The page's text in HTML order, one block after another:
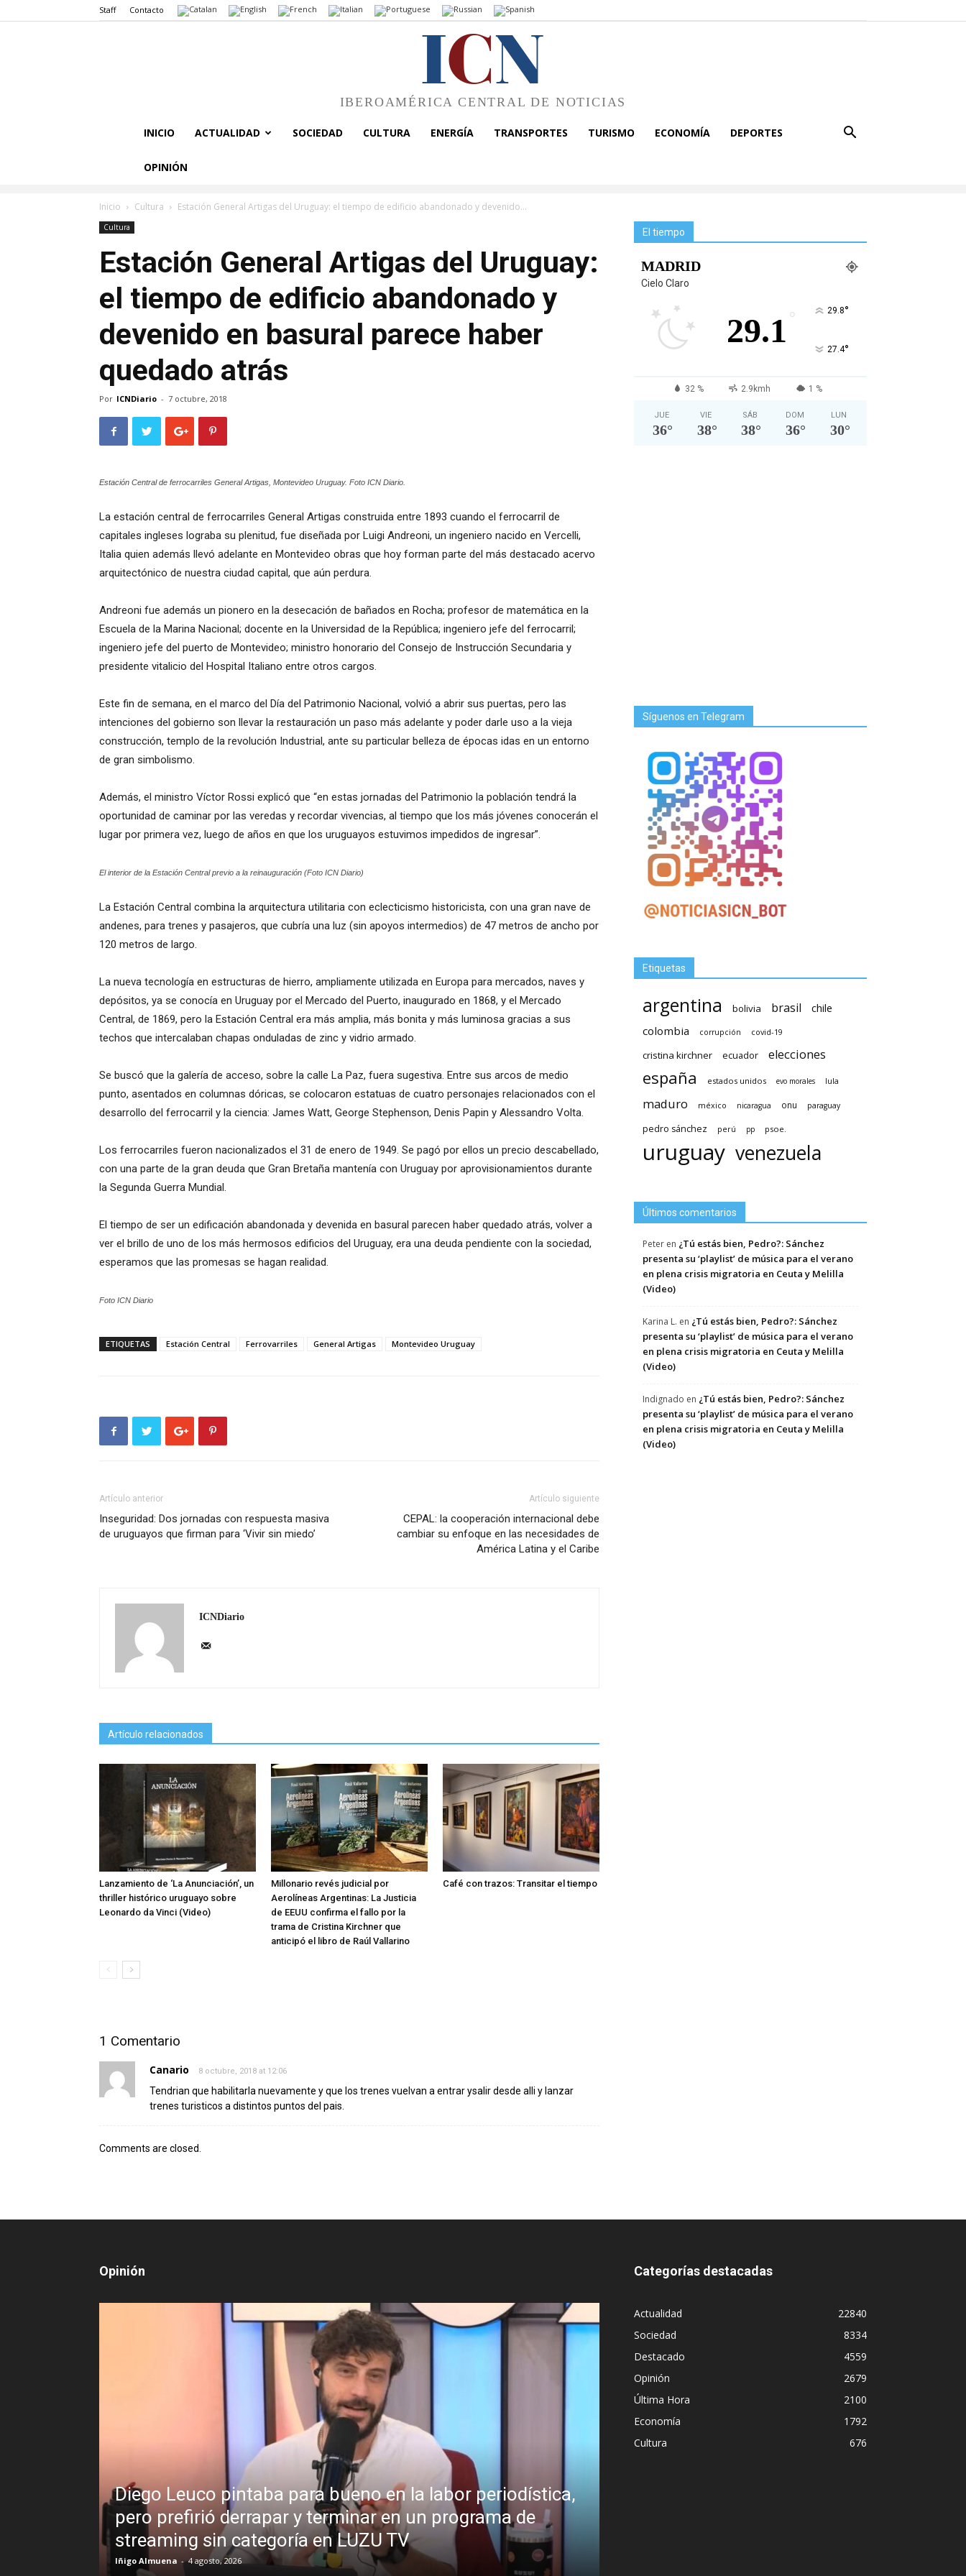
Staff Contacto
ICN
IBEROAMÉRICA CENTRAL DE NOTICIAS
INICIO ACTUALIDAD SOCIEDAD CULTURA ENERGÍA TRANSPORTES TURISMO ECONOMÍA DEPORTES
OPINIÓN
Inicio Cultura Estación General Artigas del Uruguay: el tiempo de edificio abandonado y devenido...
Cultura
Estación General Artigas del Uruguay:
el tiempo de edificio abandonado y
devenido en basural parece haber
quedado atrás
Por ICNDiario - 7 octubre, 2018
Estación Central de ferrocarriles General Artigas, Montevideo Uruguay. Foto ICN Diario.
La estación central de ferrocarriles General Artigas construida entre 1893 cuando el ferrocarril de
capitales ingleses lograba su plenitud, fue diseñada por Luigi Andreoni, un ingeniero nacido en Vercelli,
Italia quien además llevó adelante en Montevideo obras que hoy forman parte del más destacado acervo
arquitectónico de nuestra ciudad capital, que aún perdura.
Andreoni fue además un pionero en la desecación de bañados en Rocha; profesor de matemática en la
Escuela de la Marina Nacional; docente en la Universidad de la República; ingeniero jefe del ferrocarril;
ingeniero jefe del puerto de Montevideo; ministro honorario del Consejo de Instrucción Secundaria y
presidente vitalicio del Hospital Italiano entre otros cargos.
Este fin de semana, en el marco del Día del Patrimonio Nacional, volvió a abrir sus puertas, pero las
intenciones del gobierno son llevar la restauración un paso más adelante y poder darle uso a la vieja
construcción, templo de la revolución Industrial, ante su particular belleza de épocas idas en un entorno
de gran simbolismo.
Además, el ministro Víctor Rossi explicó que “en estas jornadas del Patrimonio la población tendrá la
oportunidad de caminar por las veredas y recordar vivencias, al tiempo que los más jóvenes conocerán el
lugar por primera vez, luego de años en que los uruguayos estuvimos impedidos de ingresar”.
El interior de la Estación Central previo a la reinauguración (Foto ICN Diario)
La Estación Central combina la arquitectura utilitaria con eclecticismo historicista, con una gran nave de
andenes, para trenes y pasajeros, que cubría una luz (sin apoyos intermedios) de 47 metros de ancho por
120 metros de largo.
La nueva tecnología en estructuras de hierro, ampliamente utilizada en Europa para mercados, naves y
depósitos, ya se conocía en Uruguay por el Mercado del Puerto, inaugurado en 1868, y el Mercado
Central, de 1869, pero la Estación Central era más amplia, más bonita y más luminosa gracias a sus
techos que intercalaban chapas onduladas de zinc y vidrio armado.
Se buscó que la galería de acceso, sobre la calle La Paz, fuera sugestiva. Entre sus arcos de medio
punto, asentados en columnas dóricas, se colocaron estatuas de cuatro personajes relacionados con el
desarrollo del ferrocarril y la ciencia: James Watt, George Stephenson, Denis Papin y Alessandro Volta.
Los ferrocarriles fueron nacionalizados el 31 de enero de 1949. Se pagó por ellos un precio descabellado,
con una parte de la gran deuda que Gran Bretaña mantenía con Uruguay por aprovisionamientos durante
la Segunda Guerra Mundial.
El tiempo de ser un edificación abandonada y devenida en basural parecen haber quedado atrás, volver a
ver el brillo de uno de los más hermosos edificios del Uruguay, era una deuda pendiente con la sociedad,
esperamos que las promesas se hagan realidad.
Foto ICN Diario
ETIQUETAS Estación Central Ferrovarriles General Artigas Montevideo Uruguay
Artículo anterior
Inseguridad: Dos jornadas con respuesta masiva
de uruguayos que firman para ‘Vivir sin miedo’
Artículo siguiente
CEPAL: la cooperación internacional debe
cambiar su enfoque en las necesidades de
América Latina y el Caribe
ICNDiario
Artículo relacionados
Lanzamiento de ‘La Anunciación’, un
thriller histórico uruguayo sobre
Leonardo da Vinci (Video)
Millonario revés judicial por
Aerolíneas Argentinas: La Justicia
de EEUU confirma el fallo por la
trama de Cristina Kirchner que
anticipó el libro de Raúl Vallarino
Café con trazos: Transitar el tiempo
1 Comentario
Canario 8 octubre, 2018 at 12:06
Tendrian que habilitarla nuevamente y que los trenes vuelvan a entrar ysalir desde alli y lanzar
trenes turisticos a distintos puntos del pais.
Comments are closed.
El tiempo
MADRID
Cielo Claro
29.1 ° 29.8°
27.4°
32 % 2.9kmh 1 %
JUE
36°
VIE
38°
SÁB
38°
DOM
36°
LUN
30°
Síguenos en Telegram
Etiquetas
argentina bolivia brasil
chile
colombia
corrupción covid-19
cristina kirchner ecuador elecciones
españa estados unidos evo morales lula
maduro méxico nicaragua onu paraguay
pedro sánchez perú pp psoe.
uruguay venezuela
Últimos comentarios
Peter en ¿Tú estás bien, Pedro?: Sánchez
presenta su ‘playlist’ de música para el verano
en plena crisis migratoria en Ceuta y Melilla
(Video)
Karina L. en ¿Tú estás bien, Pedro?: Sánchez
presenta su ‘playlist’ de música para el verano
en plena crisis migratoria en Ceuta y Melilla
(Video)
Indignado en ¿Tú estás bien, Pedro?: Sánchez
presenta su ‘playlist’ de música para el verano
en plena crisis migratoria en Ceuta y Melilla
(Video)
Opinión
periodística,
de
¿Padece Pedro Sánchez el “Síndrome de Hubris”?
Analistas debaten sobre el estilo de liderazgo del
presidente
R.C. Gómez - 2 agosto, 2026
Categorías destacadas
Actualidad
22840
Sociedad
8334
Destacado
4559
Opinión
2679
Última Hora
2100
Economía
1792
Cultura
676